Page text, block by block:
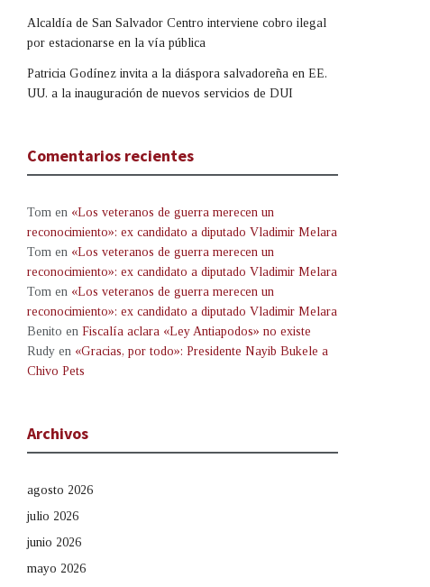
Alcaldía de San Salvador Centro interviene cobro ilegal
por estacionarse en la vía pública
Patricia Godínez invita a la diáspora salvadoreña en EE.
UU. a la inauguración de nuevos servicios de DUI
Comentarios recientes
Tom en «Los veteranos de guerra merecen un
reconocimiento»: ex candidato a diputado Vladimir Melara
Tom en «Los veteranos de guerra merecen un
reconocimiento»: ex candidato a diputado Vladimir Melara
Tom en «Los veteranos de guerra merecen un
reconocimiento»: ex candidato a diputado Vladimir Melara
Benito en Fiscalía aclara «Ley Antiapodos» no existe
Rudy en «Gracias, por todo»: Presidente Nayib Bukele a
Chivo Pets
Archivos
agosto 2026
julio 2026
junio 2026
mayo 2026